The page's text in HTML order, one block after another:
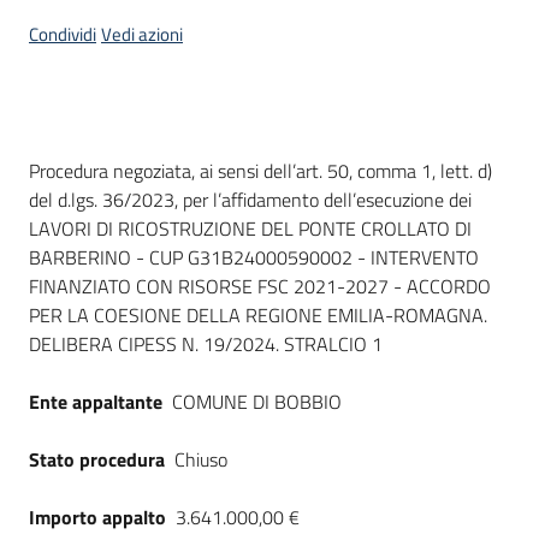
CondividiVedi azioni
Dati del bando
Procedura negoziata, ai sensi dell’art. 50, comma 1, lett. d)
del d.lgs. 36/2023, per l’affidamento dell’esecuzione dei
LAVORI DI RICOSTRUZIONE DEL PONTE CROLLATO DI
BARBERINO - CUP G31B24000590002 - INTERVENTO
FINANZIATO CON RISORSE FSC 2021-2027 - ACCORDO
PER LA COESIONE DELLA REGIONE EMILIA-ROMAGNA.
DELIBERA CIPESS N. 19/2024. STRALCIO 1
Ente appaltante COMUNE DI BOBBIO
Stato procedura Chiuso
Importo appalto 3.641.000,00 €